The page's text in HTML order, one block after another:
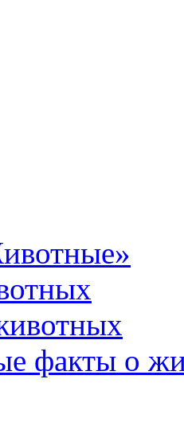
факты о